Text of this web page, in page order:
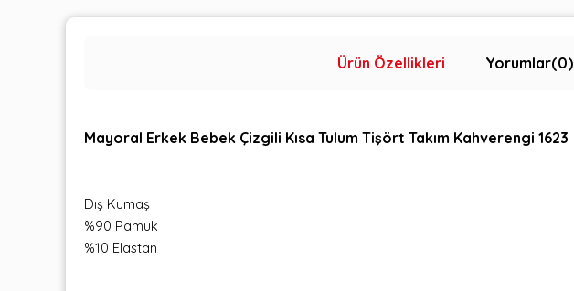
Ürün Özellikleri Yorumlar(0)
Mayoral Erkek Bebek Çizgili Kısa Tulum Tişört Takım Kahverengi 1623
Dış Kumaş
%90 Pamuk
%10 Elastan